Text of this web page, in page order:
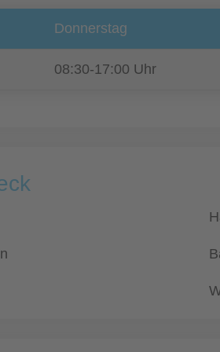
Donnerstag
08:30-17:00 Uhr